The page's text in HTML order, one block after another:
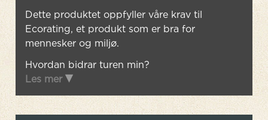
Dette produktet oppfyller våre krav til
Ecorating, et produkt som er bra for
mennesker og miljø.
Hvordan bidrar turen min?
Les mer